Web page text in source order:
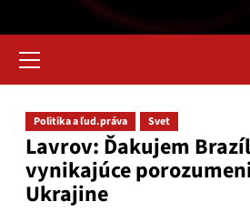
Menu
Politika a ľud.práva Svet
Lavrov: Ďakujem
vynikajúce
Ukrajine